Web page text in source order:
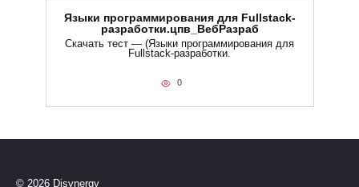
Языки программирования для Fullstack-
разработки.цпв_ВебРазраб
Скачать тест — (Языки программирования для
Fullstack-разработки.
0
© 2026 Disynergy